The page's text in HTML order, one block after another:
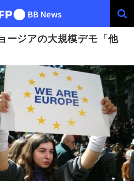
ージアの大規模デモ「他